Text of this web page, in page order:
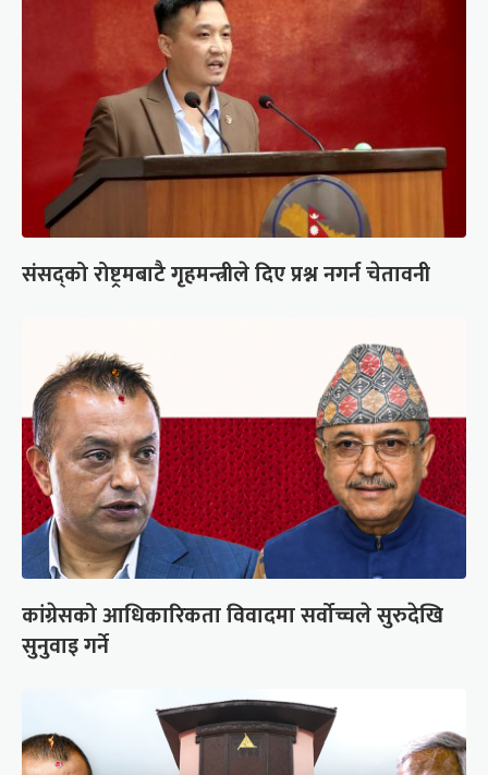
संसद्को रोष्ट्रमबाटै गृहमन्त्रीले दिए प्रश्न नगर्न चेतावनी
कांग्रेसको आधिकारिकता विवादमा सर्वोच्चले सुरुदेखि
सुनुवाइ गर्ने